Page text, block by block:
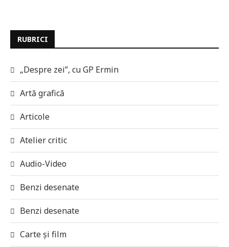
RUBRICI
„Despre zei”, cu GP Ermin
Artă grafică
Articole
Atelier critic
Audio-Video
Benzi desenate
Benzi desenate
Carte și film